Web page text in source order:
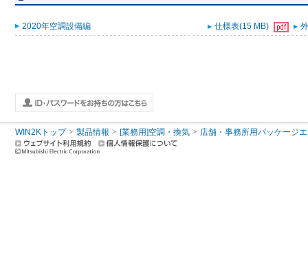
2020年空調設備編 仕様表(15 MB)
WIN2Kトップ 製品情報 [業務用]空調・換気 店舗・事務所用パッケージ